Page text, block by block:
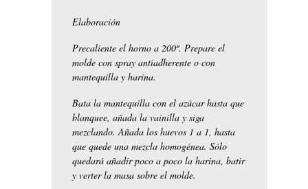
Elaboración
Precaliente el horno a 200º. Prepare el
molde con spray antiadherente o con
mantequilla y harina.
Bata la mantequilla con el azúcar hasta que
blanquee, añada la vainilla y siga
mezclando. Añada los huevos 1 a 1, hasta
que quede una mezcla homogénea. Sólo
quedará añadir poco a poco la harina, batir
y verter la masa sobre el molde.